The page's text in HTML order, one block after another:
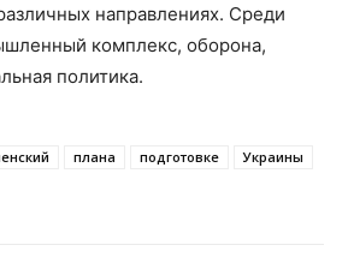
направлениях. Среди
комплекс, оборона,
политика.
плана подготовке
Украины